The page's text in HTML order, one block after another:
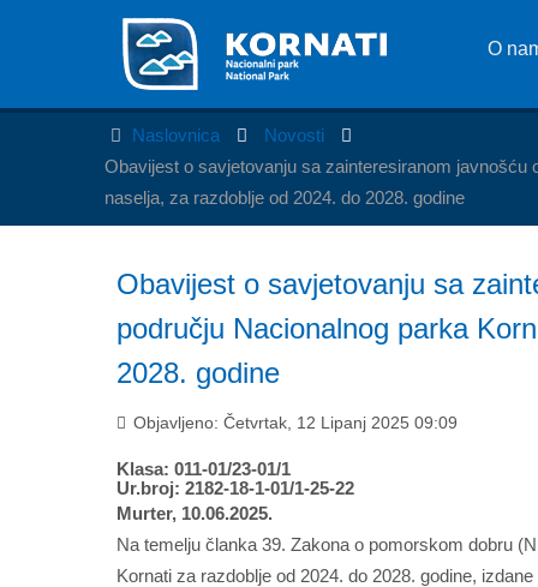
O
Naslovnica
Novosti
Obavijest o savjetovanju sa zainteresiranom javnošću
naselja, za razdoblje od 2024. do 2028. godine
Obavijest o savjetovanju sa
području Nacionalnog parka
2028. godine
Objavljeno: Četvrtak, 12 Lipanj 2025 09:09
Klasa: 011-01/23-01/1
Ur.broj: 2182-18-1-01/1-25-22
Murter, 10.06.2025.
Na temelju članka 39. Zakona o pomorskom dobru
Kornati za razdoblje od 2024. do 2028. godine,